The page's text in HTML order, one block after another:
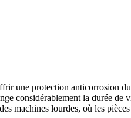
une protection anticorrosion
considérablement la durée de
machines lourdes, où les